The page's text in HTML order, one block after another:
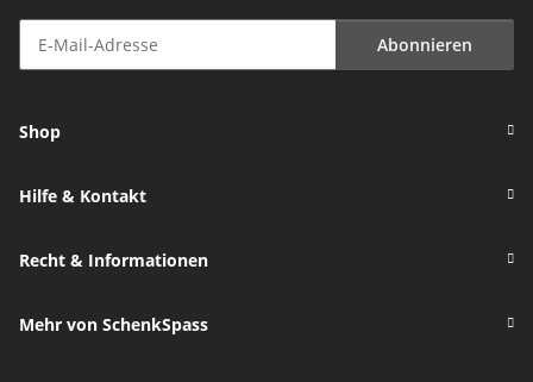
Abonnieren
Shop
Hilfe & Kontakt
Recht & Informationen
Mehr von SchenkSpass